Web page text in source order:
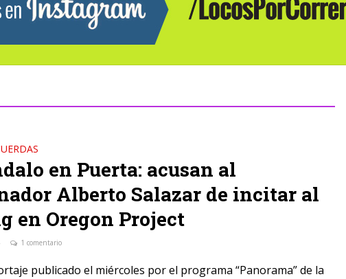
en Puerta: acusan al
Alberto Salazar de incitar al
en Oregon Project
1 comentario
publicado el miércoles por el programa “Panorama” de la